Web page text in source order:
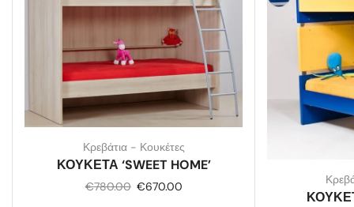
Κρεβάτια - Κουκέτες
ΚΟΥΚΕΤΑ ‘SWEET HOME’
€780.00 €670.00